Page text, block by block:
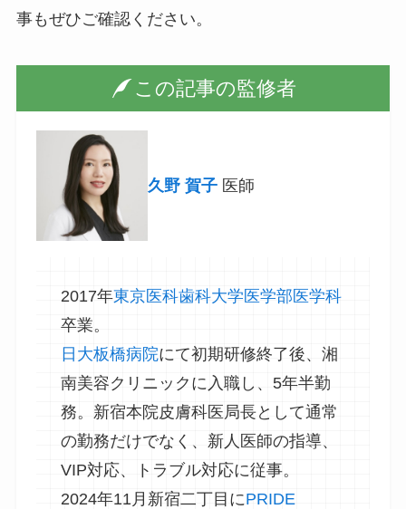
事もぜひご確認ください。
この記事の監修者
久野 賀子医師
2017年東京医科歯科大学医学部医学科
卒業。
日大板橋病院にて初期研修終了後、湘
南美容クリニックに入職し、5年半勤
務。新宿本院皮膚科医局長として通常
の勤務だけでなく、新人医師の指導、
VIP対応、トラブル対応に従事。
2024年11月新宿二丁目にPRIDE